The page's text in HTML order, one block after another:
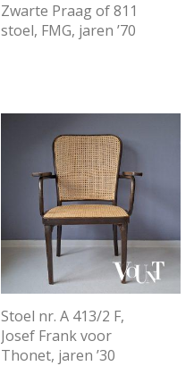
Zwarte Praag of 811
stoel, FMG, jaren ’70
Stoel nr. A 413/2 F,
Josef Frank voor
Thonet, jaren ’30